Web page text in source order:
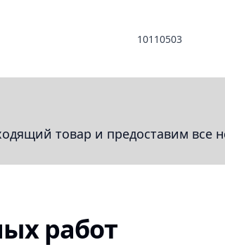
10110503
товар и предоставим все
работ